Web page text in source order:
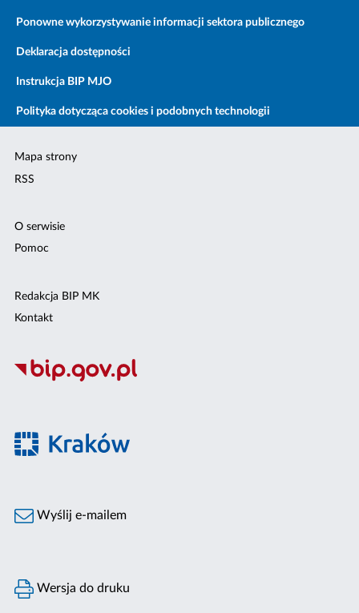
Ponowne wykorzystywanie informacji sektora publicznego
Deklaracja dostępności
Instrukcja BIP MJO
Polityka dotycząca cookies i podobnych technologii
Mapa strony
RSS
O serwisie
Pomoc
Redakcja BIP MK
Kontakt
Wyślij e-mailem
Wersja do druku